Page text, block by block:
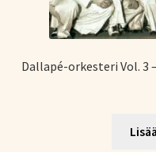
Dallapé-orkesteri Vol. 3